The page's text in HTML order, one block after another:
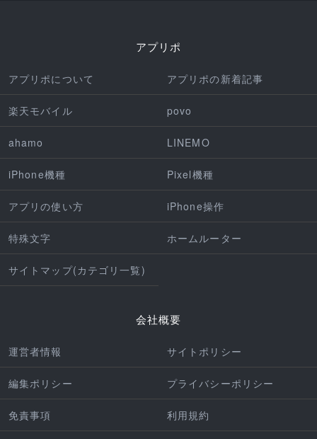
アプリポ
アプリポについて アプリポの新着記事
楽天モバイル povo
ahamo LINEMO
iPhone機種 Pixel機種
アプリの使い方 iPhone操作
特殊文字 ホームルーター
サイトマップ(カテゴリ一覧)
会社概要
運営者情報 サイトポリシー
編集ポリシー プライバシーポリシー
免責事項 利用規約